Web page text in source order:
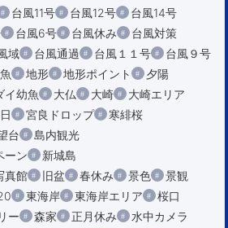
台風11号 台風12号
台風14号
台風6号 台風休み
台風対策
域 台風通過 台風１１号
台風９号
地形 地形ポイント
夕陽
イ幼魚
大仏 大崎
大崎エリア
宮良ドロップ
寒緋桜
台
島内観光
ーン
新城島
真館
旧盆 春休み 景色
景観
東海岸 東海岸エリア
桜口
ー 森家 正月休み
水中カメラ